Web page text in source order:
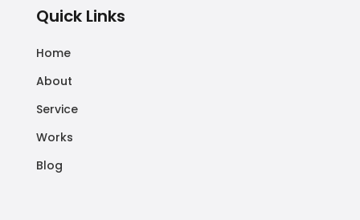
Quick Links
Home
About
Service
Works
Blog